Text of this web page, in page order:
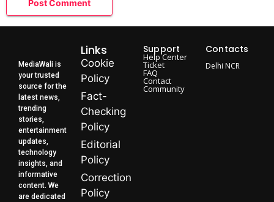
MediaWali is
your trusted
source for the
latest news,
trending
stories,
entertainment
updates,
technology
insights, and
informative
content. We
are dedicated
Links
Cookie
Policy
Fact-
Checking
Policy
Editorial
Policy
Correction
Policy
Support
Help Center
Ticket
FAQ
Contact
Community
Contacts
Delhi NCR